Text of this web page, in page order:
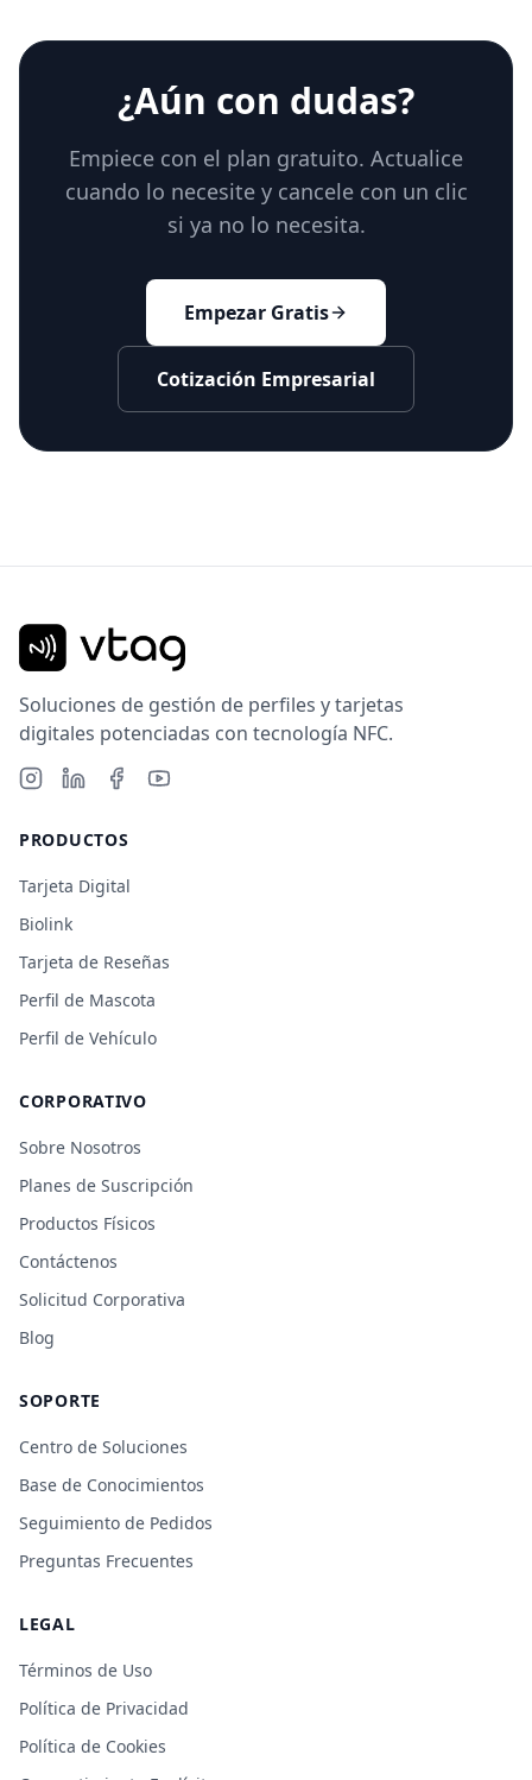
¿Aún con dudas?
Empiece con el plan gratuito. Actualice
cuando lo necesite y cancele con un clic
si ya no lo necesita.
Empezar Gratis
Cotización Empresarial
Soluciones de gestión de perfiles y tarjetas
digitales potenciadas con tecnología NFC.
PRODUCTOS
Tarjeta Digital
Biolink
Tarjeta de Reseñas
Perfil de Mascota
Perfil de Vehículo
CORPORATIVO
Sobre Nosotros
Planes de Suscripción
Productos Físicos
Contáctenos
Solicitud Corporativa
Blog
SOPORTE
Centro de Soluciones
Base de Conocimientos
Seguimiento de Pedidos
Preguntas Frecuentes
LEGAL
Términos de Uso
Política de Privacidad
Política de Cookies